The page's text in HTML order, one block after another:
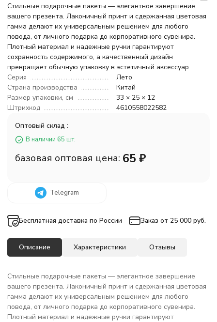
Стильные подарочные пакеты — элегантное завершение
вашего презента. Лаконичный принт и сдержанная цветовая
гамма делают их универсальным решением для любого
повода, от личного подарка до корпоративного сувенира.
Плотный материал и надежные ручки гарантируют
сохранность содержимого, а качественный дизайн
превращает обычную упаковку в эстетичный аксессуар.
Серия
Лето
Страна производства
Китай
Размер упаковки, см
33 × 25 × 12
Штрихкод
4610558022582
Оптовый склад :
В наличии 65 шт.
базовая оптовая цена: 65 ₽
Telegram
Бесплатная доставка по России Заказ от 25 000 руб.
Описание Характеристики Отзывы
Стильные подарочные пакеты — элегантное завершение
вашего презента. Лаконичный принт и сдержанная цветовая
гамма делают их универсальным решением для любого
повода, от личного подарка до корпоративного сувенира.
Плотный материал и надежные ручки гарантируют